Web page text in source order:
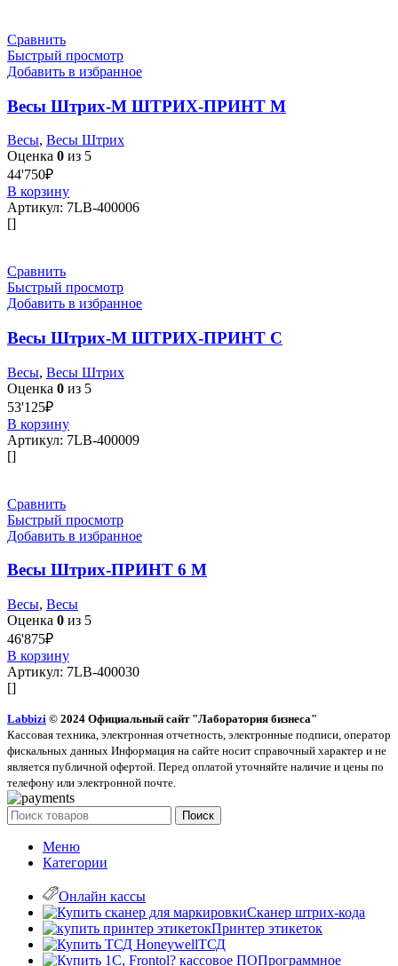
Сравнить
Быстрый просмотр
Добавить в избранное
Весы Штрих-М ШТРИХ-ПРИНТ М
Весы, Весы Штрих
Оценка 0 из 5
44'750₽
В корзину
Артикул: 7LB-400006
[]
Сравнить
Быстрый просмотр
Добавить в избранное
Весы Штрих-М ШТРИХ-ПРИНТ С
Весы, Весы Штрих
Оценка 0 из 5
53'125₽
В корзину
Артикул: 7LB-400009
[]
Сравнить
Быстрый просмотр
Добавить в избранное
Весы Штрих-ПРИНТ 6 М
Весы, Весы
Оценка 0 из 5
46'875₽
В корзину
Артикул: 7LB-400030
[]
Labbizi © 2024 Официальный сайт "Лаборатория бизнеса"
Кассовая техника, электронная отчетность, электронные подписи, оператор
фискальных данных Информация на сайте носит справочный характер и не
является публичной офертой. Перед оплатой уточняйте наличие и цены по
телефону или электронной почте.
Поиск
Меню
Категории
Онлайн кассы
Сканер штрих-кода
Принтер этикеток
ТСД
Программное